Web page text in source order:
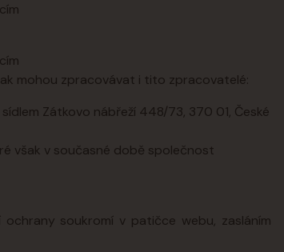
mohou zpracovávat i tito zpracovatelé:
Zátkovo nábřeží 448/73, 370 01, České
však v současné době společnost
soukromí v patičce webu, zasláním